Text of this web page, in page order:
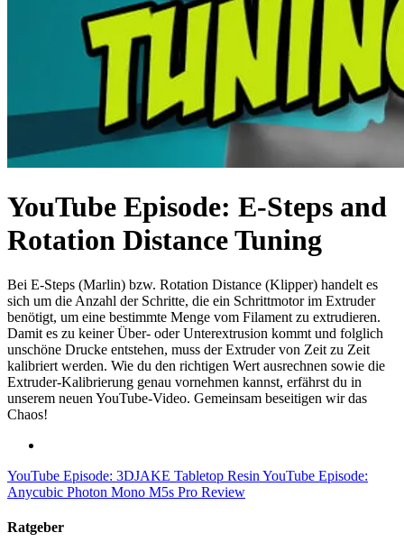
YouTube Episode: E-Steps and
Rotation Distance Tuning
Bei E-Steps (Marlin) bzw. Rotation Distance (Klipper) handelt es
sich um die Anzahl der Schritte, die ein Schrittmotor im Extruder
benötigt, um eine bestimmte Menge vom Filament zu extrudieren.
Damit es zu keiner Über- oder Unterextrusion kommt und folglich
unschöne Drucke entstehen, muss der Extruder von Zeit zu Zeit
kalibriert werden. Wie du den richtigen Wert ausrechnen sowie die
Extruder-Kalibrierung genau vornehmen kannst, erfährst du in
unserem neuen YouTube-Video. Gemeinsam beseitigen wir das
Chaos!
YouTube Episode: 3DJAKE Tabletop Resin YouTube Episode:
Anycubic Photon Mono M5s Pro Review
Ratgeber